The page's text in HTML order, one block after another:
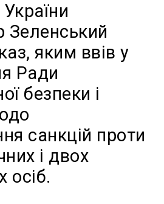
Зеленський
яким ввів у
Ради
безпеки і
санкцій проти
і двох
осіб.